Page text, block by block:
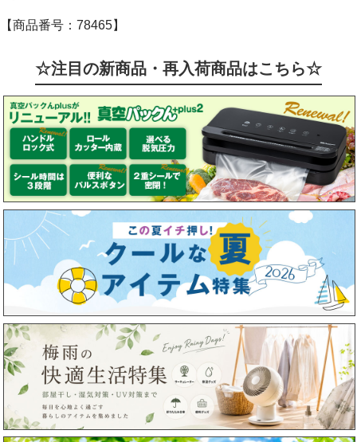
【商品番号：78465】
☆注目の新商品・再入荷商品はこちら☆